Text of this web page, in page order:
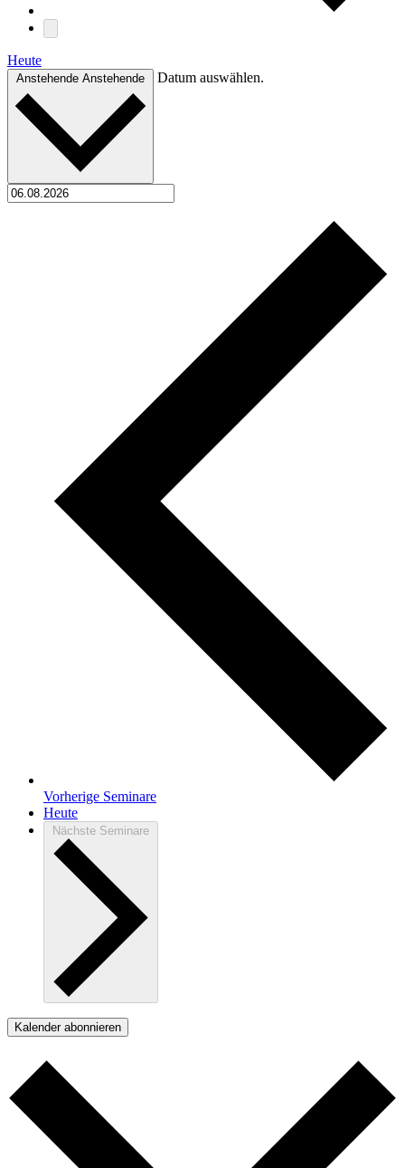
Heute
Anstehende Anstehende Datum auswählen.
Vorherige Seminare
Heute
Nächste Seminare
Kalender abonnieren